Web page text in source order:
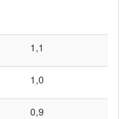
1,1
1,0
0,9